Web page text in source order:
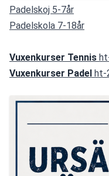
Padelskoj 5-7år
Padelskola 7-18år
Vuxenkurser Tennis
Vuxenkurser Padel ht-